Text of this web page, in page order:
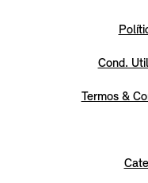
Cond.
Termos &